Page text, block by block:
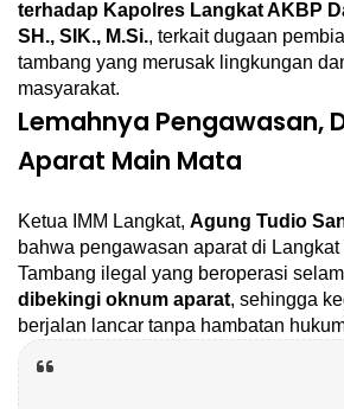
terhadap Kapolres Langkat AKBP
SH., SIK., M.Si., terkait dugaan
tambang yang merusak lingkungan
masyarakat.
Lemahnya Pengawasan,
Aparat Main Mata
Ketua IMM Langkat, Agung Tudio
bahwa pengawasan aparat di Langkat
Tambang ilegal yang beroperasi
dibekingi oknum aparat, sehingga
berjalan lancar tanpa hambatan